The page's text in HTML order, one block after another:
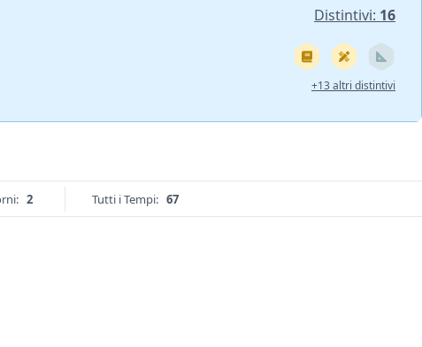
Distintivi: 16
+13 altri distintivi
2 Tutti i Tempi: 67